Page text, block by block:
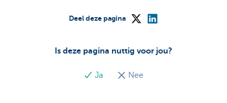
Is deze pagina nuttig voor jou?
Ja Nee
Deel deze pagina